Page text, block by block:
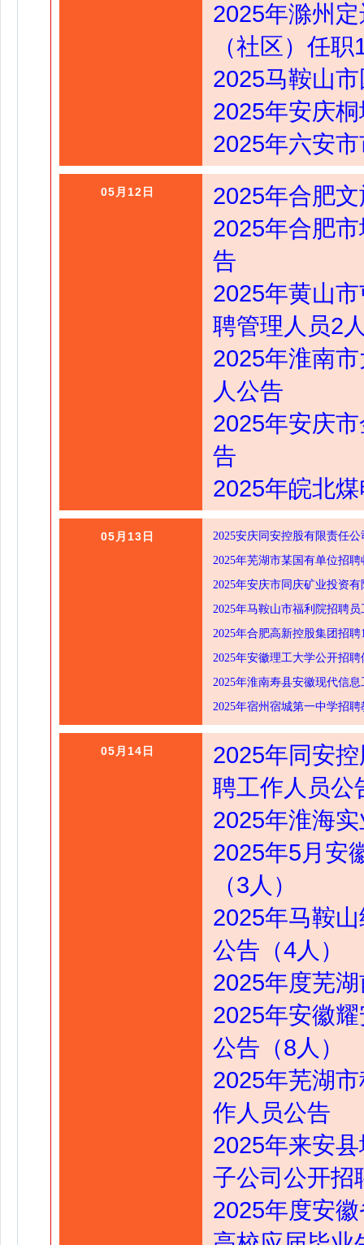
2025年滁州
（社区）任
2025马鞍山
2025年安庆
2025年六安
05月12日
2025年合肥
2025年合肥
告
2025年黄山
聘管理人员2
2025年淮南
人公告
2025年安庆
告
2025年皖北
05月13日
2025安庆同安控股有限责任
2025年芜湖市某国有单位招
2025年安庆市同庆矿业投资
2025年马鞍山市福利院招聘员
2025年合肥高新控股集团招
2025年安徽理工大学公开招
2025年淮南寿县安徽现代信
2025年宿州宿城第一中学招
05月14日
2025年同安
聘工作人员公
2025年淮海
2025年5月安
（3人）
2025年马鞍
公告（4人）
2025年度芜
2025年安徽
公告（8人）
2025年芜湖
作人员公告
2025年来安
子公司公开招
2025年度安